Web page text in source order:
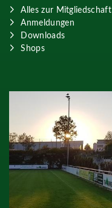
Alles zur Mitgliedschaft
Anmeldungen
Downloads
Shops